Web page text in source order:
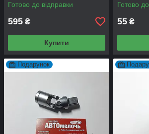
Готово до відправки
595 ₴
Купити
Готово
55 ₴
Подарунок